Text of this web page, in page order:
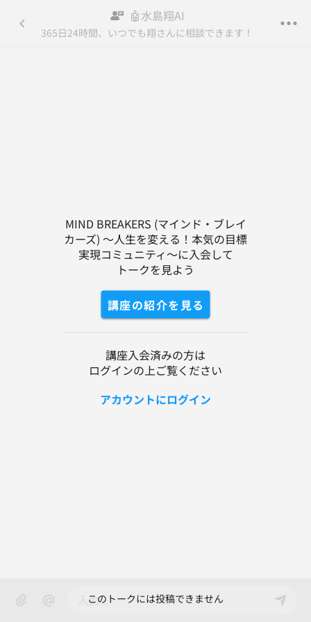
MIND BREAKERS (マイ...
🤖水島翔AI
365日24時間、いつでも翔さんに相談できます！
MIND BREAKERS (マインド・ブレイ
カーズ) ～人生を変える！本気の目標
実現コミュニティ～に入会して
トークを見よう
講座の紹介を見る
講座入会済みの方は
ログインの上ご覧ください
アカウントにログイン
このトークには投稿できません